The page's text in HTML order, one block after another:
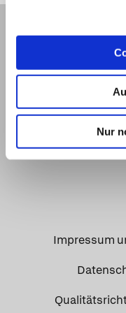
Nur
Impressum